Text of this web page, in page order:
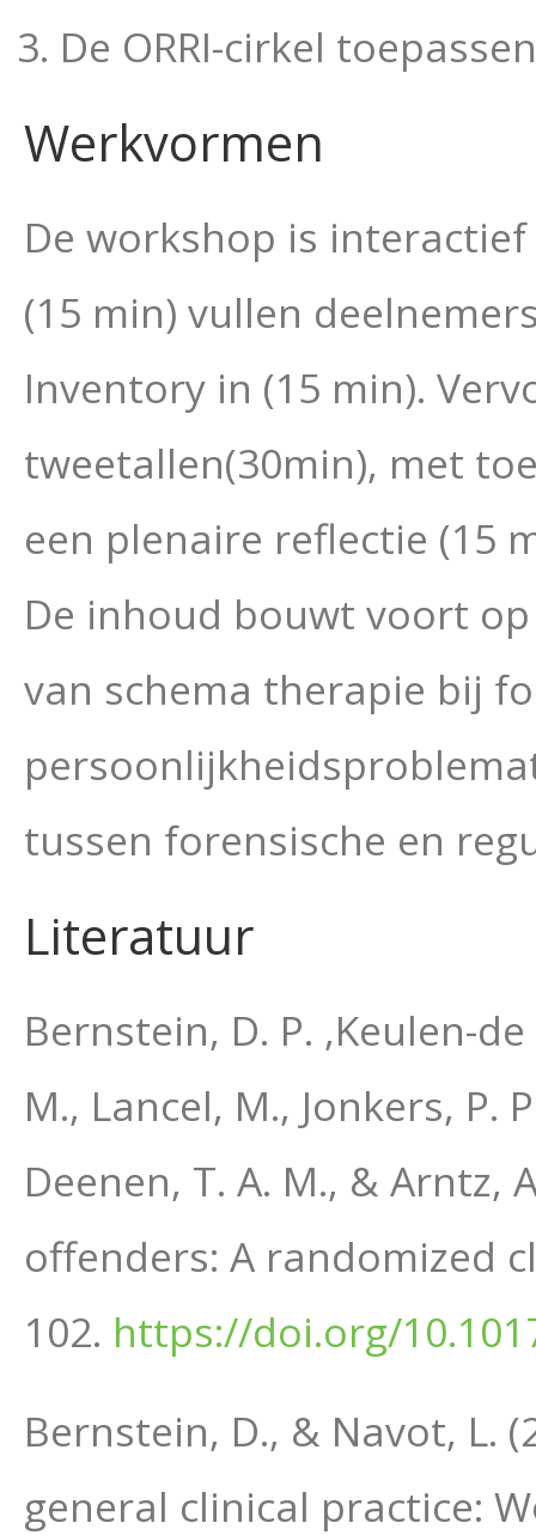
De ORRI-cirkel
Werkvormen
De workshop is
(15 min) vullen
Inventory in (15 min).
tweetallen(30min), met
een plenaire reflectie (15
De inhoud bouwt voort
van schema therapie bij
tussen forensische en
Literatuur
Bernstein, D. P. ,Keulen-
M., Lancel, M., Jonkers, P.
Deenen, T. A. M., & Arntz,
offenders: A randomized
102. https://doi.org/
Bernstein, D., & Navot, L.
general clinical practice: